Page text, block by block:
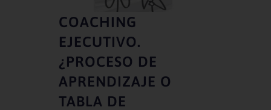
COACHING
EJECUTIVO.
¿PROCESO DE
APRENDIZAJE O
TABLA DE